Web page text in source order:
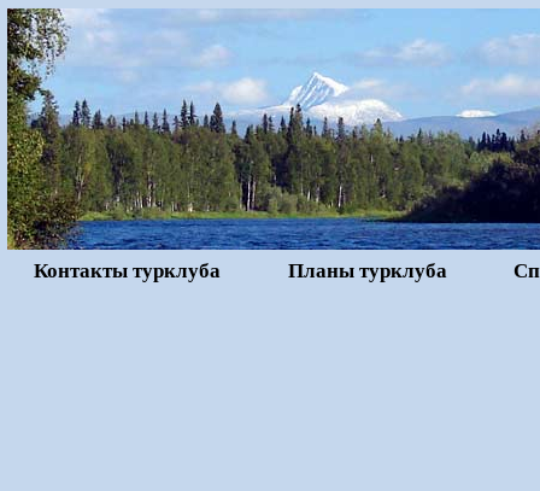
Контакты турклуба Планы турклуба